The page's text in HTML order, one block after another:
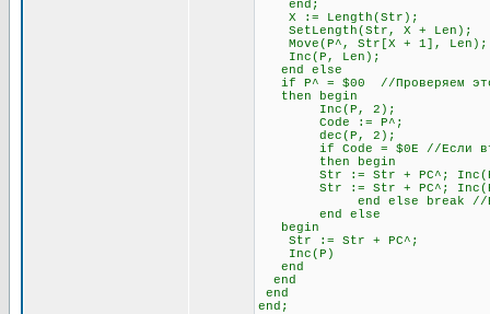
end;
X := Length(Str);
SetLength(Str, X + Len);
Move(P^, Str[X + 1], Len);
Inc(P, Len);
end else
if P^ = $00 //Проверяем
then begin
Inc(P, 2);
Code := P^;
dec(P, 2);
if Code = $0E //Если второй
then begin
Str := Str + PC^;
Str := Str + PC^;
end else break //Если
end else
begin
Str := Str + PC^;
Inc(P)
end
end
end
end;